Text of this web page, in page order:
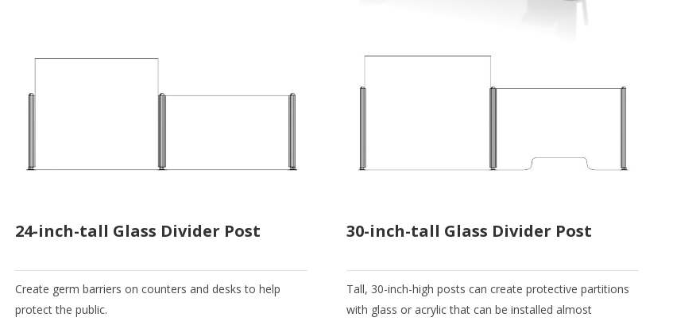
24-inch-tall Glass Divider Post
Create germ barriers on counters and desks to help
protect the public.
30-inch-tall Glass Divider Post
Tall, 30-inch-high posts can create protective partitions
with glass or acrylic that can be installed almost